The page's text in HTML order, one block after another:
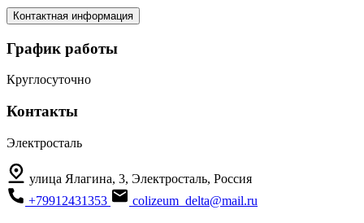
Контактная информация
График работы
Круглосуточно
Контакты
Электросталь
улица Ялагина, 3, Электросталь, Россия
+79912431353
colizeum_delta@mail.ru